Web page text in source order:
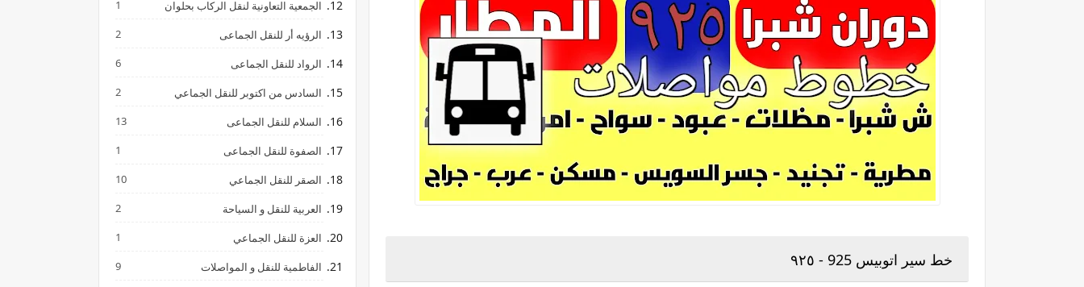
خط سير اتوبيس 925 - ٩٢٥
الجمعية التعاونية لنقل الركاب بحلوان 1
الرؤيه أر للنقل الجماعى 2
الرواد للنقل الجماعى 6
السادس من اكتوبر للنقل الجماعي 2
السلام للنقل الجماعى 13
الصفوة للنقل الجماعى 1
الصقر للنقل الجماعي 10
العربية للنقل و السياحة 2
العزة للنقل الجماعي 1
الفاطمية للنقل و المواصلات 9